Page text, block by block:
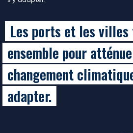
Les ports et les
ensemble pour
changement
adapter.